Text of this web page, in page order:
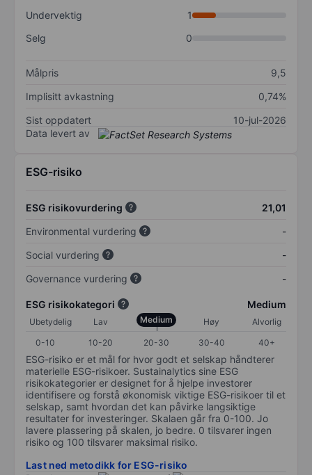
Undervektig
1
Selg
0
Målpris
9,5
Implisitt avkastning
0,74%
Sist oppdatert
10-jul-2026
Data levert av
ESG-risiko
ESG risikovurdering
21,01
Environmental vurdering
-
Social vurdering
-
Governance vurdering
-
ESG risikokategori Medium
Ubetydelig Lav Medium Høy
Alvorlig
0-10
10-20 20-30 30-40 40+
ESG-risiko er et mål for hvor godt et selskap håndterer
materielle ESG-risikoer. Sustainalytics sine ESG
risikokategorier er designet for å hjelpe investorer
identifisere og forstå økonomisk viktige ESG-risikoer til et
selskap, samt hvordan det kan påvirke langsiktige
resultater for investeringer. Skalaen går fra 0-100. Jo
lavere plassering på skalen, jo bedre. 0 tilsvarer ingen
risiko og 100 tilsvarer maksimal risiko.
Last ned metodikk for ESG-risiko